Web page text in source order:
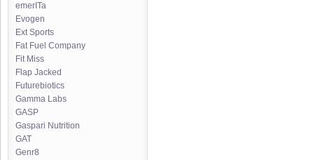
emerITa
Evogen
Ext Sports
Fat Fuel Company
Fit Miss
Flap Jacked
Futurebiotics
Gamma Labs
GASP
Gaspari Nutrition
GAT
Genr8